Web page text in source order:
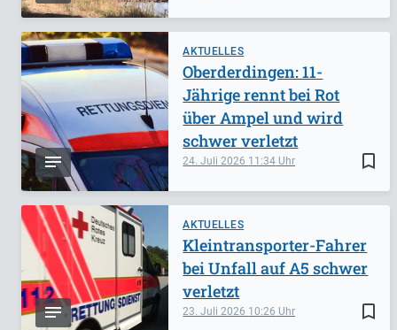
AKTUELLES
bookmark_border
24. Juli 2026 11:34
Oberderdingen: 11-
Jährige rennt bei Rot
über Ampel und wird
schwer verletzt
AKTUELLES
bookmark_border
23. Juli 2026 10:26
Kleintransporter-Fahrer
bei Unfall auf A5 schwer
verletzt